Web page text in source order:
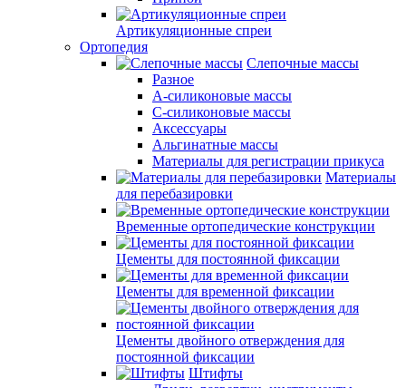
Артикуляционные спреи
Ортопедия
Слепочные массы
Разное
А-силиконовые массы
С-силиконовые массы
Аксессуары
Альгинатные массы
Материалы для регистрации прикуса
Материалы
для перебазировки
Временные ортопедические конструкции
Цементы для постоянной фиксации
Цементы для временной фиксации
Цементы двойного отверждения для
постоянной фиксации
Штифты